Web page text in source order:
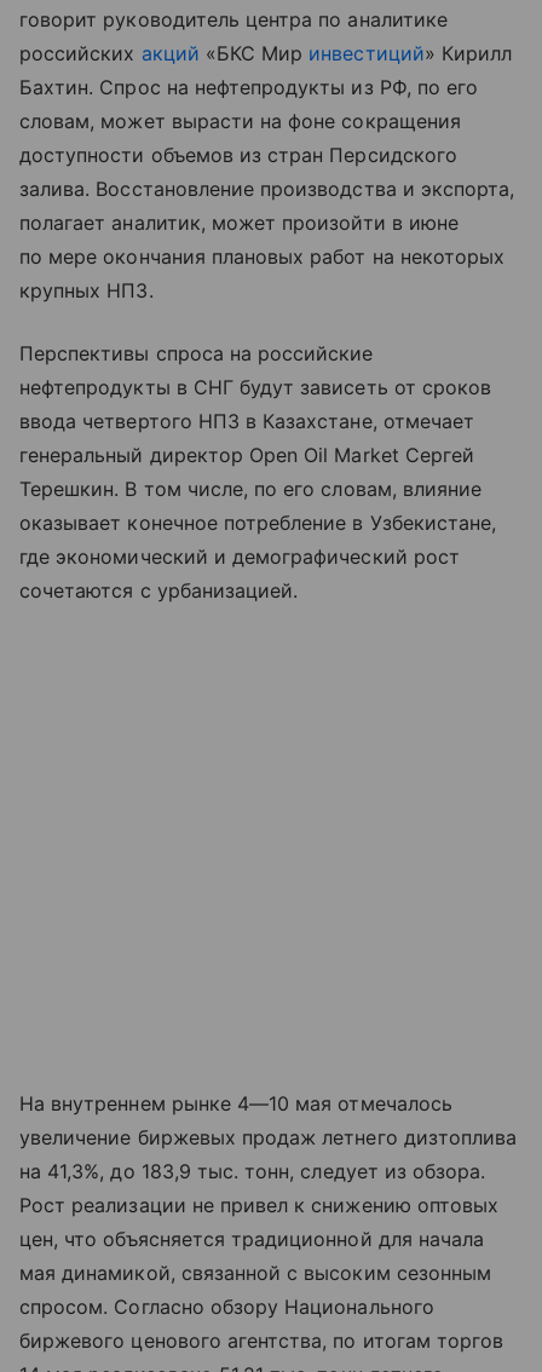
говорит руководитель центра по аналитике
российских акций «БКС Мир инвестиций» Кирилл
Бахтин. Спрос на нефтепродукты из РФ, по его
словам, может вырасти на фоне сокращения
доступности объемов из стран Персидского
залива. Восстановление производства и экспорта,
полагает аналитик, может произойти в июне
по мере окончания плановых работ на некоторых
крупных НПЗ.
Перспективы спроса на российские
нефтепродукты в СНГ будут зависеть от сроков
ввода четвертого НПЗ в Казахстане, отмечает
генеральный директор Open Oil Market Сергей
Терешкин. В том числе, по его словам, влияние
оказывает конечное потребление в Узбекистане,
где экономический и демографический рост
сочетаются с урбанизацией.
На внутреннем рынке 4—10 мая отмечалось
увеличение биржевых продаж летнего дизтоплива
на 41,3%, до 183,9 тыс. тонн, следует из обзора.
Рост реализации не привел к снижению оптовых
цен, что объясняется традиционной для начала
мая динамикой, связанной с высоким сезонным
спросом. Согласно обзору Национального
биржевого ценового агентства, по итогам торгов